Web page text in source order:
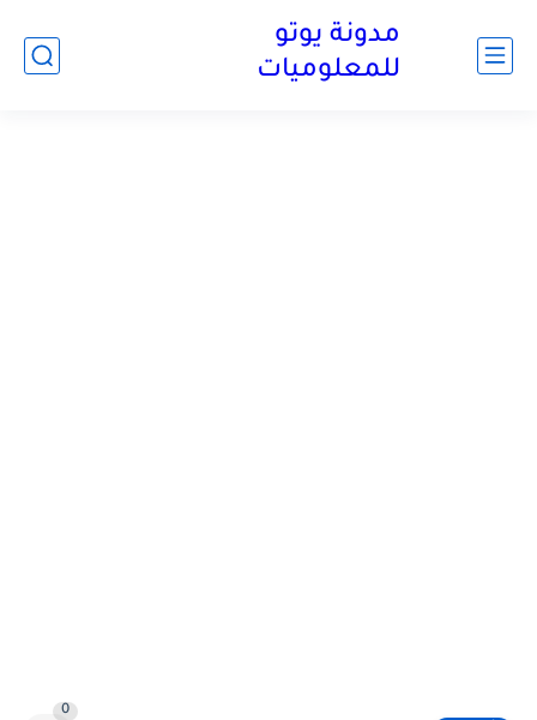
مدونة يوتو
للمعلوميات
0